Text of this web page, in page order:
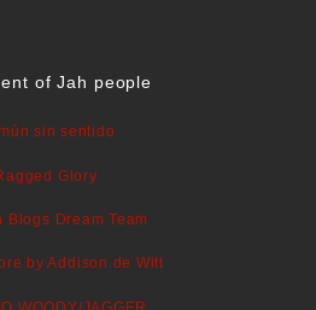
of Jah people
sin sentido
Glory
Blogs Dream Team
by Addison de Witt